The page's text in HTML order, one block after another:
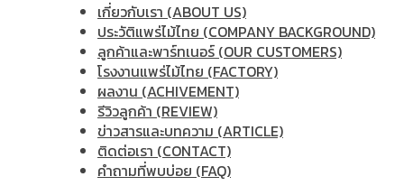
เกี่ยวกับเรา (ABOUT US)
ประวัติแพร่ไม้ไทย (COMPANY BACKGROUND)
ลูกค้าและพาร์ทเนอร์ (OUR CUSTOMERS)
โรงงานแพร่ไม้ไทย (FACTORY)
ผลงาน (ACHIVEMENT)
รีวิวลูกค้า (REVIEW)
ข่าวสารและบทความ (ARTICLE)
ติดต่อเรา (CONTACT)
คำถามที่พบบ่อย (FAQ)